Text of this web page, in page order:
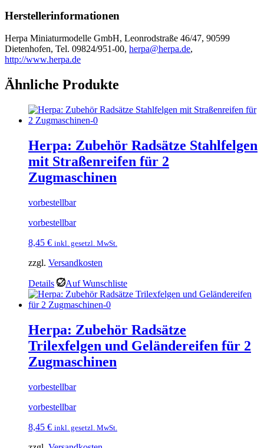
Herstellerinformationen
Herpa Miniaturmodelle GmbH, Leonrodstraße 46/47, 90599
Dietenhofen, Tel. 09824/951-00, herpa@herpa.de,
http://www.herpa.de
Ähnliche Produkte
Herpa: Zubehör Radsätze Stahlfelgen
mit Straßenreifen für 2
Zugmaschinen
vorbestellbar
vorbestellbar
8,45 € inkl. gesetzl. MwSt.
zzgl. Versandkosten
Details Auf Wunschliste
Herpa: Zubehör Radsätze
Trilexfelgen und Geländereifen für 2
Zugmaschinen
vorbestellbar
vorbestellbar
8,45 € inkl. gesetzl. MwSt.